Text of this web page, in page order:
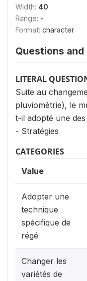
Width: 40
Range: -
Format: character
Questions
LITERAL
Suite au
pluviométrie), le
t-il adopté une
- Stratégies
CATEGORIES
Value
Adopter une
technique
spécifique de
régé
Changer les
variétés de